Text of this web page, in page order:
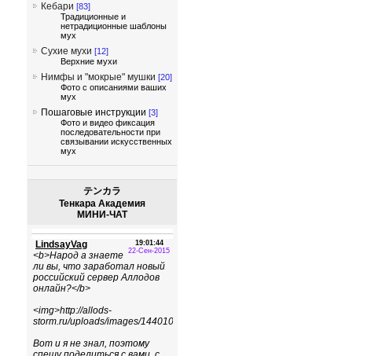
Кебари [83]
Традиционные и
нетрадиционные шаблоны
мух
Сухие мухи [12]
Верхние мухи
Нимфы и "мокрые" мушки [20]
Фото с описаниями ваших
мух
Пошаговые инструкции [3]
Фото и видео фиксация
последовательности при
связывании искусственных
мух
テンカラ
Тенкара Академия
МИНИ-ЧАТ